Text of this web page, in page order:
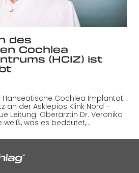
des
Cochlea
(HCIZ) ist
Cochlea Implantat
an der Asklepios Klink Nord –
Leitung: Oberärztin Dr. Veronika
weiß, was es bedeutet,…